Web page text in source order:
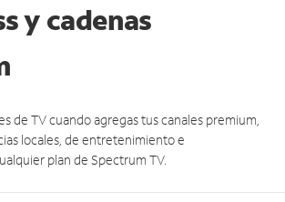
y cadenas
de TV cuando agregas tus canales premium,
locales, de entretenimiento e
plan de Spectrum TV.